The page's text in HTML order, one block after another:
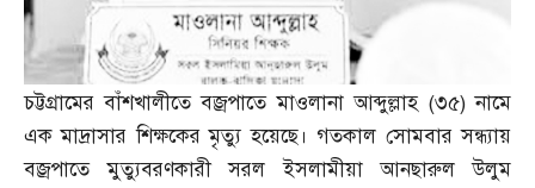
চট্টগ্রামের বাঁশখালীতে বজ্রপাতে মাওলানা আব্দুল্লাহ (৩৫)নামে
এক মাদ্রাসার শিক্ষকের মৃত্যু হয়েছে। গতকাল সোমবার সন্ধ্যায়
বজ্রপাতে মুত্যুবরণকারী সরল ইসলামীয়া আনছারুল উলুম